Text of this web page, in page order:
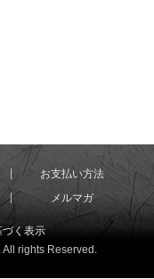
お支払い方法
メルマガ
づく表示
rights Reserved.